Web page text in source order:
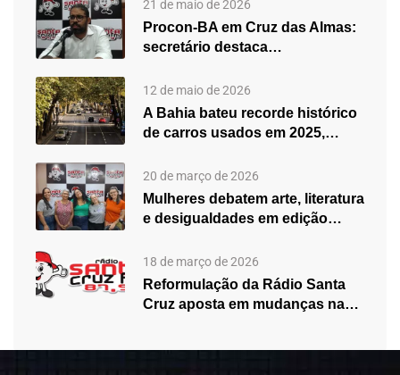
21 de maio de 2026
Procon-BA em Cruz das Almas:
secretário destaca
12 de maio de 2026
A Bahia bateu recorde histórico
de carros usados em 2025,…
20 de março de 2026
Mulheres debatem arte, literatura
e desigualdades em edição
18 de março de 2026
Reformulação da Rádio Santa
Cruz aposta em mudanças na